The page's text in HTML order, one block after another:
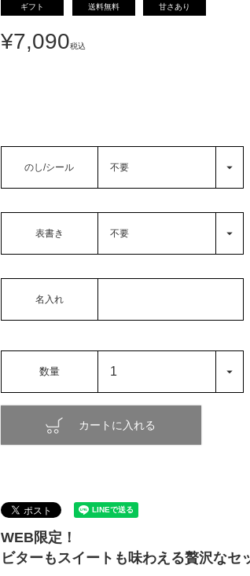
ギフト 送料無料 甘さあり
¥7,090税込
のし/シール
表書き
名入れ
カートに入れる
WEB限定！
ビターもスイートも味わえる贅沢なセ